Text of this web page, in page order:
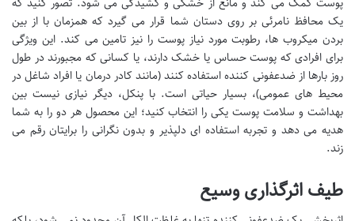
یک محافظ نامرئی بر روی دستان شما قرار می گیرد که همزمان با از بین
بردن میکروب ها، رطوبت مورد نیاز پوست را نیز تامین می کند. این ویژگی
برای افرادی که پوست حساس یا خشک دارند، یا کسانی که مجبورند در طول
روز بارها از ضدعفونی کننده استفاده کنند (مانند کادر درمان یا افراد شاغل در
محیط های عمومی)، بسیار حیاتی است. با پنکل، دیگر نیازی نیست بین
بهداشت و سلامت پوست یکی را انتخاب کنید؛ این محصول هر دو را به شما
هدیه می دهد و تجربه استفاده ای دلپذیر و بدون نگرانی را برایتان رقم می
زند.
طیف اثرگذاری وسیع